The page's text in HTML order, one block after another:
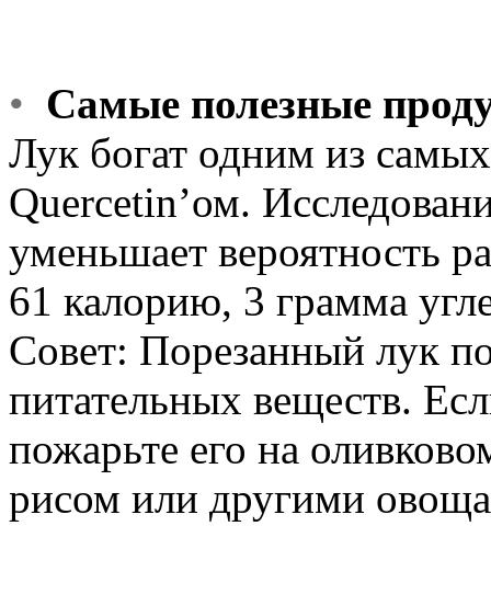
• Самые полезные
Лук богат одним из
Quercetin’ом.
уменьшает вероятность
61 калорию, 3 грамма
Совет: Порезанный лук
питательных веществ.
пожарьте его на
рисом или другими